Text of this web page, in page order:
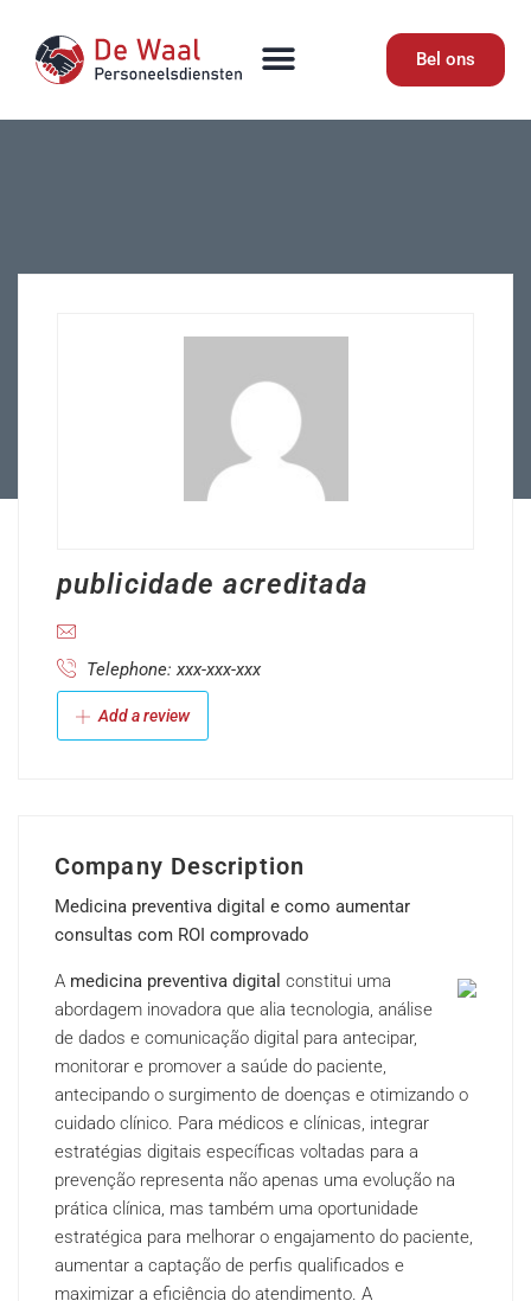
Bel ons
publicidade acreditada
Telephone: xxx-xxx-xxx
Add a review
Company Description
Medicina preventiva digital e como aumentar
consultas com ROI comprovado
A medicina preventiva digital constitui uma
abordagem inovadora que alia tecnologia, análise
de dados e comunicação digital para antecipar,
monitorar e promover a saúde do paciente,
antecipando o surgimento de doenças e otimizando o
cuidado clínico. Para médicos e clínicas, integrar
estratégias digitais específicas voltadas para a
prevenção representa não apenas uma evolução na
prática clínica, mas também uma oportunidade
estratégica para melhorar o engajamento do paciente,
aumentar a captação de perfis qualificados e
maximizar a eficiência do atendimento. A